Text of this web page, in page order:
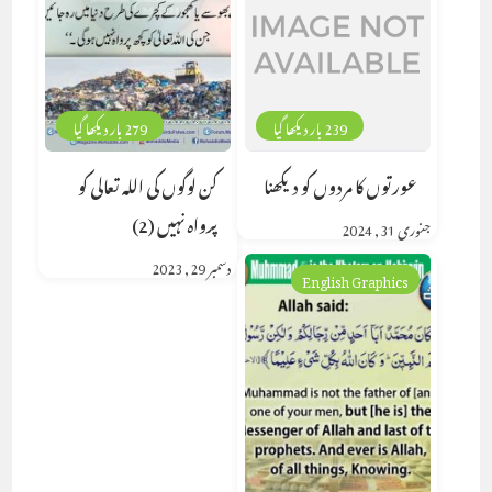
279 بار دیکھا گیا
کن لوگوں کی اللہ تعالی کو
پرواہ نہیں (2)
دسمبر 29, 2023
239 بار دیکھا گیا
عورتوں کا مردوں کو دیکھنا
جنوری 31, 2024
English Graphics